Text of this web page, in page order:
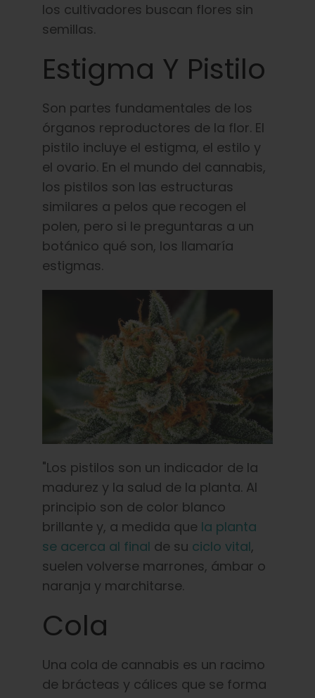
los cultivadores buscan flores sin
semillas.
Estigma Y Pistilo
Son partes fundamentales de los
órganos reproductores de la flor. El
pistilo incluye el estigma, el estilo y
el ovario. En el mundo del cannabis,
los pistilos son las estructuras
similares a pelos que recogen el
polen, pero si le preguntaras a un
botánico qué son, los llamaría
estigmas.
"Los pistilos son un indicador de la
madurez y la salud de la planta. Al
principio son de color blanco
brillante y, a medida que la planta
se acerca al final de su ciclo vital,
suelen volverse marrones, ámbar o
naranja y marchitarse.
Cola
Una cola de cannabis es un racimo
de brácteas y cálices que se forma